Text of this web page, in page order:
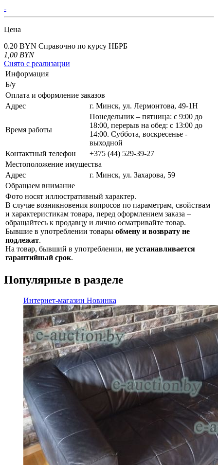
-
Цена
0.20 BYN Справочно по курсу НБРБ
1,00 BYN
Снято с реализации
Информация
Б/у
Оплата и оформление заказов
Адрес
г. Минск, ул. Лермонтова, 49-1Н
Время работы
Понедельник – пятница: с 9:00 до
18:00, перерыв на обед: с 13:00 до
14:00. Суббота, воскресенье -
выходной
Контактный телефон
+375 (44) 529-39-27
Местоположение имущества
Адрес
г. Минск, ул. Захарова, 59
Обращаем внимание
Фото носят иллюстративный характер.
В случае возникновения вопросов по параметрам, свойствам
и характеристикам товара, перед оформлением заказа –
обращайтесь к продавцу и лично осматривайте товар.
Бывшие в употреблении товары обмену и возврату не
подлежат.
На товар, бывший в употреблении, не устанавливается
гарантийный срок.
Популярные в разделе
Интернет-магазин Новинка